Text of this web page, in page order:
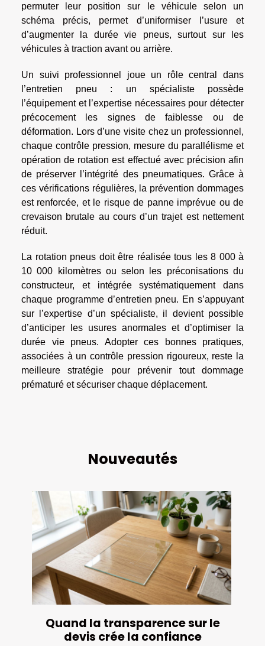
permuter leur position sur le véhicule selon un
schéma précis, permet d’uniformiser l’usure et
d’augmenter la durée vie pneus, surtout sur les
véhicules à traction avant ou arrière.
Un suivi professionnel joue un rôle central dans
l’entretien pneu : un spécialiste possède
l’équipement et l’expertise nécessaires pour détecter
précocement les signes de faiblesse ou de
déformation. Lors d’une visite chez un professionnel,
chaque contrôle pression, mesure du parallélisme et
opération de rotation est effectué avec précision afin
de préserver l’intégrité des pneumatiques. Grâce à
ces vérifications régulières, la prévention dommages
est renforcée, et le risque de panne imprévue ou de
crevaison brutale au cours d’un trajet est nettement
réduit.
La rotation pneus doit être réalisée tous les 8 000 à
10 000 kilomètres ou selon les préconisations du
constructeur, et intégrée systématiquement dans
chaque programme d’entretien pneu. En s’appuyant
sur l’expertise d’un spécialiste, il devient possible
d’anticiper les usures anormales et d’optimiser la
durée vie pneus. Adopter ces bonnes pratiques,
associées à un contrôle pression rigoureux, reste la
meilleure stratégie pour prévenir tout dommage
prématuré et sécuriser chaque déplacement.
Nouveautés
Quand la transparence sur le
devis crée la confiance